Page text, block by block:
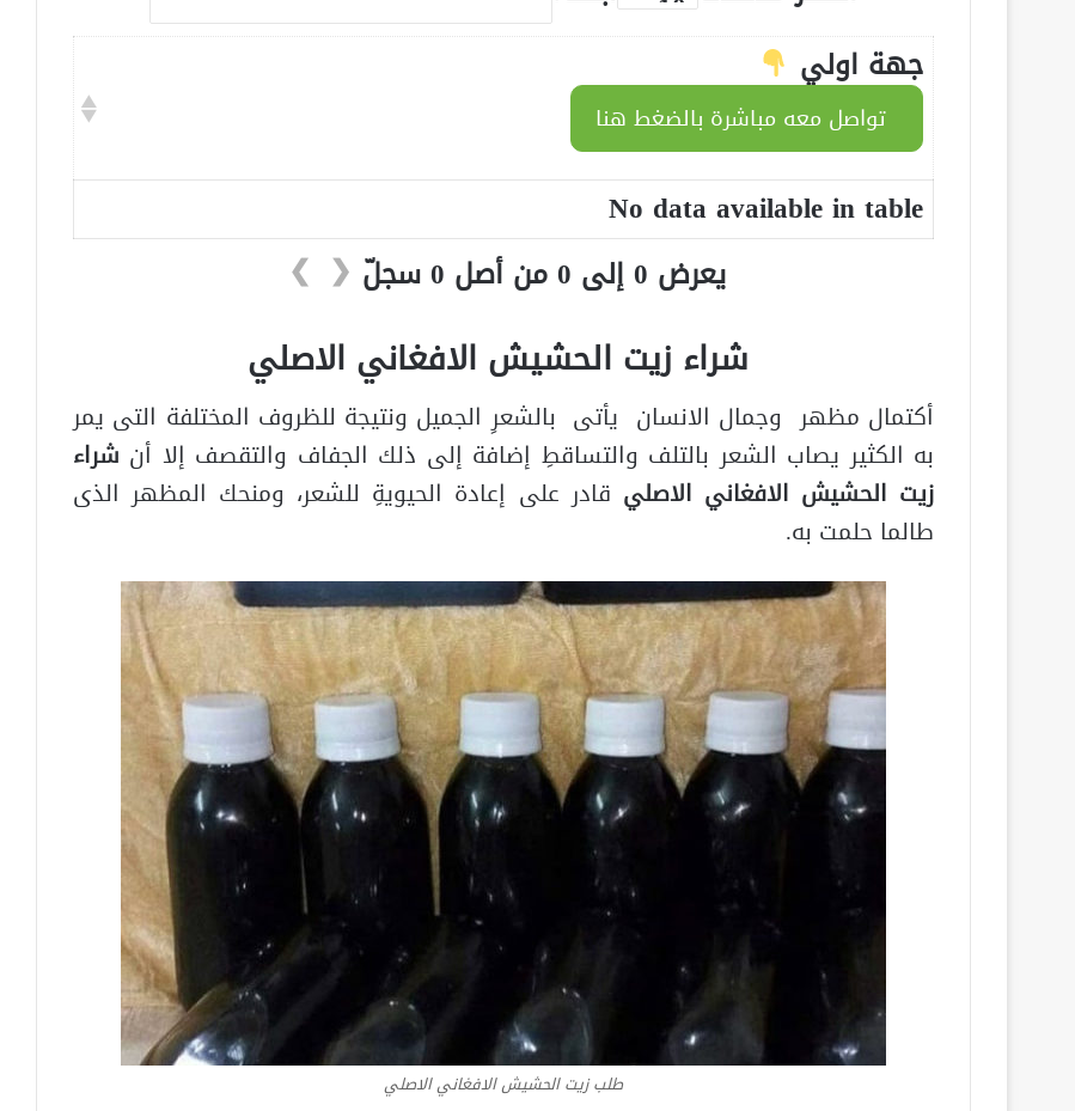
جهة اولي
تواصل معه مباشرة بالضغط هنا
No data available in table
يعرض 0 إلى 0 من أصل 0 سجلّ
❮
❯
شراء زيت الحشيش الافغاني الاصلي
أكتمال مظهر وجمال الانسان يأتى بالشعرِ الجميل ونتيجة للظروف المختلفة التى يمر
به الكثير يصاب الشعر بالتلف والتساقطِ إضافة إلى ذلك الجفاف والتقصف إلا أن شراء
زيت الحشيش الافغاني الاصلي قادر على إعادة الحيويةِ للشعر، ومنحك المظهر الذى
طالما حلمت به.
طلب زيت الحشيش الافغاني الاصلي